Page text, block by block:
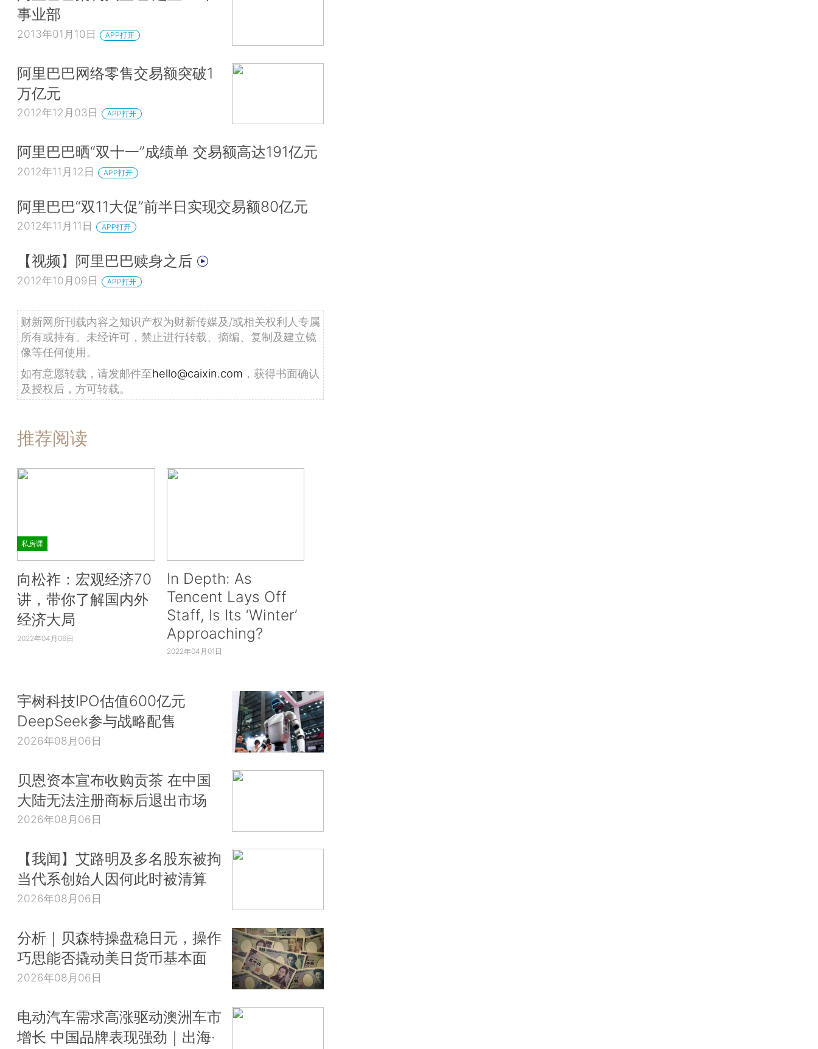
事业部
2013年01月10日 APP打开
阿里巴巴网络零售交易额突破1
万亿元
2012年12月03日 APP打开
阿里巴巴晒“双十一”成绩单 交易额高达191亿元
2012年11月12日 APP打开
阿里巴巴“双11大促”前半日实现交易额80亿元
2012年11月11日 APP打开
【视频】阿里巴巴赎身之后
2012年10月09日 APP打开
财新网所刊载内容之知识产权为财新传媒及/或相关权利人专属
所有或持有。未经许可，禁止进行转载、摘编、复制及建立镜
像等任何使用。
如有意愿转载，请发邮件至hello@caixin.com ，获得书面确认
及授权后，方可转载。
推荐阅读
私房课
向松祚：宏观经济70
讲，带你了解国内外
经济大局
2022年04月06日
In Depth: As
Tencent Lays Off
Staff, Is Its ‘Winter’
Approaching?
2022年04月01日
宇树科技IPO估值600亿元
DeepSeek参与战略配售
2026年08月06日
贝恩资本宣布收购贡茶 在中国
大陆无法注册商标后退出市场
2026年08月06日
【我闻】艾路明及多名股东被拘
当代系创始人因何此时被清算
2026年08月06日
分析｜贝森特操盘稳日元，操作
巧思能否撬动美日货币基本面
2026年08月06日
电动汽车需求高涨驱动澳洲车市
增长 中国品牌表现强劲｜出海·